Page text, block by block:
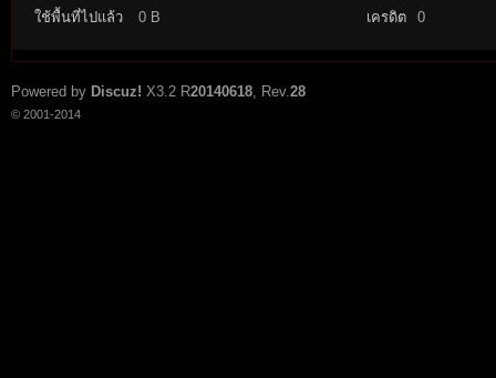
ใช้พื้นที่ไปแล้ว
0 B เครดิต 0
Powered by Discuz! X3.2 R20140618, Rev.28
© 2001-2014